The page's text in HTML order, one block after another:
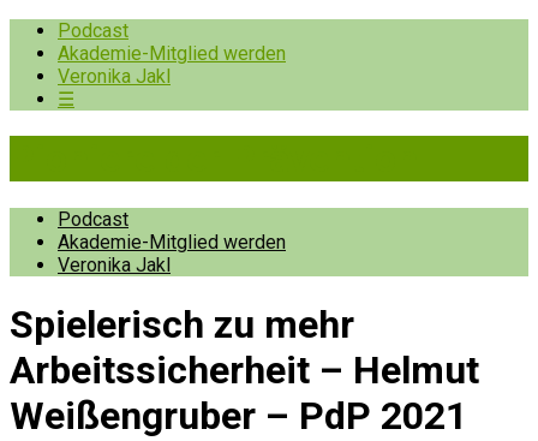
Podcast
Akademie-Mitglied werden
Veronika Jakl
☰
Podcast
Akademie-Mitglied werden
Veronika Jakl
Spielerisch zu mehr
Arbeitssicherheit – Helmut
Weißengruber – PdP 2021